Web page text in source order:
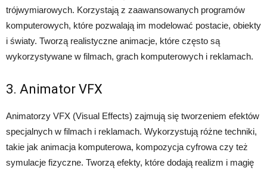
trójwymiarowych. Korzystają z zaawansowanych programów
komputerowych, które pozwalają im modelować postacie, obiekty
i światy. Tworzą realistyczne animacje, które często są
wykorzystywane w filmach, grach komputerowych i reklamach.
3. Animator VFX
Animatorzy VFX (Visual Effects) zajmują się tworzeniem efektów
specjalnych w filmach i reklamach. Wykorzystują różne techniki,
takie jak animacja komputerowa, kompozycja cyfrowa czy też
symulacje fizyczne. Tworzą efekty, które dodają realizm i magię